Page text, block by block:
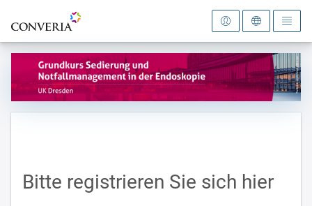
Zur Startseite
Bitte registrieren Sie sich hier